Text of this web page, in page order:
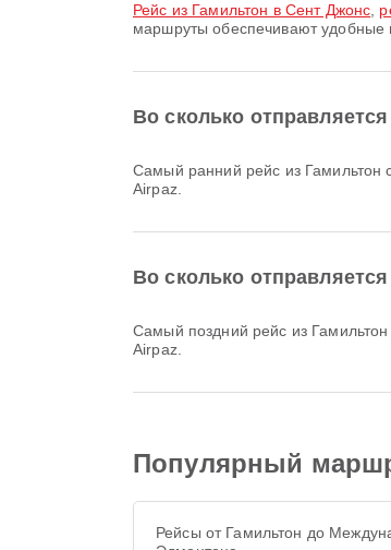
рейс из Гамильтон в Сент Джонс
маршруты обеспечивают удобные
Во сколько
Самый ранний рейс из Гамильтон с Air Transat отправляется в 07:25. Вы можете посмотреть это расписание и сравнить другие доступные варианты рейсов на
Airpaz.
Во сколько
Самый поздний рейс из Гамильтон с Air Transat отправляется в 20:35. Вы можете посмотреть это расписание и сравнить другие доступные варианты рейсов на
Airpaz.
Популярный
Рейсы от Гамильтон до